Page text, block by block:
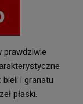
prawdziwie
i granatu
płaski.